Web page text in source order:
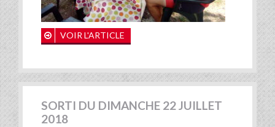
VOIR L'ARTICLE
SORTI DU DIMANCHE 22 JUILLET
2018